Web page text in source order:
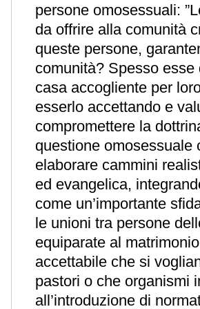
persone omosessuali:
da offrire alla comunità
queste persone,
comunità? Spesso
casa accogliente per
esserlo accettando e
compromettere la
questione omosessuale
elaborare cammini
ed evangelica,
come un’importante
le unioni tra persone
equiparate al
accettabile che si
pastori o che organismi
all’introduzione di